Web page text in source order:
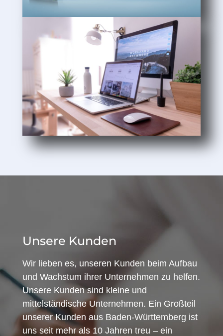
Unsere Kunden
Wir lieben es, unseren Kunden beim Aufbau
und Wachstum ihrer Unternehmen zu helfen.
Unsere Kunden sind kleine und
mittelständische Unternehmen. Ein Großteil
unserer Kunden aus Baden-Württemberg ist
uns seit mehr als 10 Jahren treu – ein